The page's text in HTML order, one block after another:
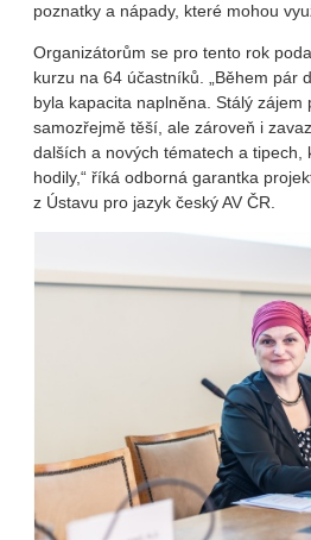
poznatky a nápady, které mohou
Organizátorům se pro tento rok
kurzu na 64 účastníků. „Během pár
byla kapacita naplněna. Stálý zájem
samozřejmě těší, ale zároveň i
dalších a nových tématech a tipech,
hodily,“ říká odborná garantka
z Ústavu pro jazyk český AV ČR.